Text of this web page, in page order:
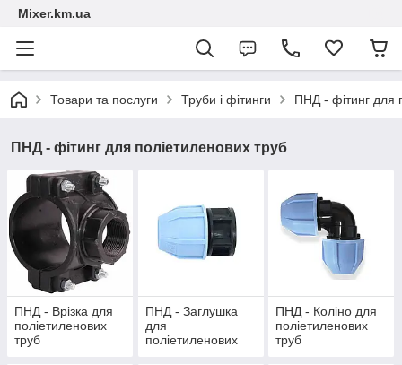
Mixer.km.ua
Товари та послуги Труби і фітинги ПНД - фітинг для
ПНД - фітинг для поліетиленових труб
ПНД - Врізка для
поліетиленових
труб
ПНД - Заглушка
для
поліетиленових
ПНД - Коліно для
поліетиленових
труб